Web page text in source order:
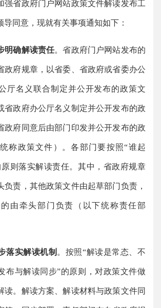
省政府门户网站政策文件解读发布工
导同意，现就有关事项通知如下：
明确解读责任。省政府门户网站发布的
政府规章，以省委、省政府或省委办公
厅名义联合制定并公开发布的政策文
省政府办公厅名义制定并公开发布的政
政府同意后由部门印发并公开发布的政
称政策文件）。各部门要按照“谁起
则落实解读责任。其中，省政府规章
负责，其他政策文件由起草部门负责，
由牵头部门负责（以下统称责任部
落实解读机制 。按照“解读是常态、不
布与解读同步”的原则，对政策文件做
读。解读方案、解读材料与政策文件同